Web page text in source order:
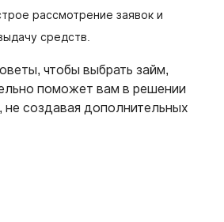
рассмотрение заявок и
средств.
чтобы выбрать займ,
поможет вам в решении
не создавая дополнительных